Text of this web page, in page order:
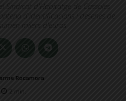
Sindicat d'Habitatge de Cassoles
d'identificacions i desenes de
milers d'euros
Rocamora
2 min.